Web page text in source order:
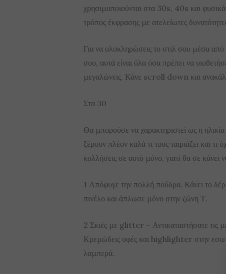
χρησιμοποιούνται στα 30s, 40s και
τρόπος έκφρασης με ατελείωτες
Για να ολοκληρώσεις το στιλ σου μέσα
σου, αυτά είναι όλα όσα πρέπει να
μεγαλώνεις. Κάνε scroll down και
Στα 30
Θα μπορούσε να χαρακτηριστεί ως η
ξέρουν πλέον καλά τι τους ταιριάζει και
κολλήσεις σε αυτό μόνο, γιατί θα σε κάνει
1 Απόφυγε την πολλή πούδρα. Κάνει το
πινέλο και άπλωσε μόνο στην ζώνη Τ.
2 Σκιές με glitter – Αντικαταστήσατε τις με
Κρεμώδεις υφές και highlighter στην
λαμπερά.